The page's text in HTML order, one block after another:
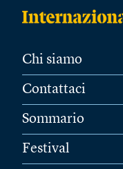
Chi siamo
Contattaci
Sommario
Festival